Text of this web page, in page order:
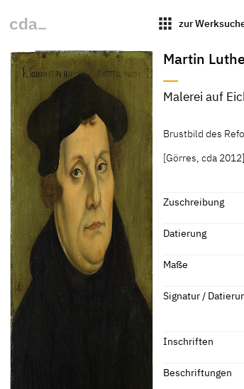
apps zur
Martin
Malerei auf
Brustbild des
[Görres, cda 2012]
Zuschreibung
Zuschreibung
dem Älteren
Datierung
Datierung
Maße
Maße
Maße Bildträger:
Signatur /
Signatur /
Inschriften
Inschriften
Beschriftungen